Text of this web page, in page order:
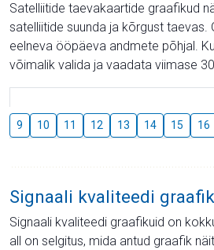
Satelliitide taevakaartide graafikud
satelliitide suunda ja kõrgust taevas.
eelneva ööpäeva andmete põhjal.
võimalik valida ja vaadata viimase
9 10 11 12 13 14 15 16
Signaali kvaliteedi
Signaali kvaliteedi graafikuid on
all on selgitus, mida antud graafik